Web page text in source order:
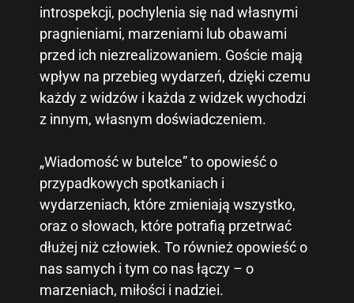
introspekcji, pochylenia się nad własnymi
pragnieniami, marzeniami lub obawami
przed ich niezrealizowaniem. Goście mają
wpływ na przebieg wydarzeń, dzięki czemu
każdy z widzów i każda z widzek wychodzi
z innym, własnym doświadczeniem.
„Wiadomość w butelce” to opowieść o
przypadkowych spotkaniach i
wydarzeniach, które zmieniają wszystko,
oraz o słowach, które potrafią przetrwać
dłużej niż człowiek. To również opowieść o
nas samych i tym co nas łączy – o
marzeniach, miłości i nadziei.